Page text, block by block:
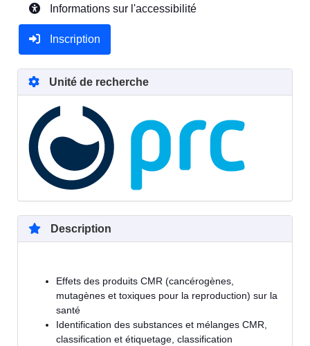
Informations sur l'accessibilité
Inscription
Unité de recherche
Description
Effets des produits CMR (cancérogènes,
mutagènes et toxiques pour la reproduction) sur la
santé
Identification des substances et mélanges CMR,
classification et étiquetage, classification